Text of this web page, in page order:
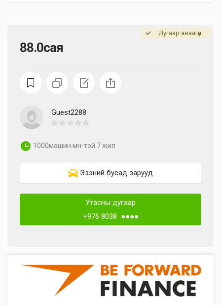
88.0сая
Дугаар аваагүй
Guest2288
1000машин.мн-тэй 7 жил
Эзэний бусад зарууд
Утасны дугаар
+976 8038 ●●●●